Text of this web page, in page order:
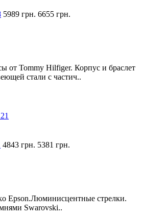
5989 грн. 6655 грн.
от Tommy Hilfiger. Корпус и браслет
стали с частич..
4843 грн. 5381 грн.
Epson.Люминисцентные стрелки.
Swarovski..